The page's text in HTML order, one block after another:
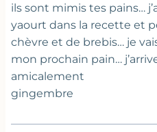
ils sont mimis tes pains…
yaourt dans la recette et
chèvre et de brebis… je
mon prochain pain…
amicalement
gingembre